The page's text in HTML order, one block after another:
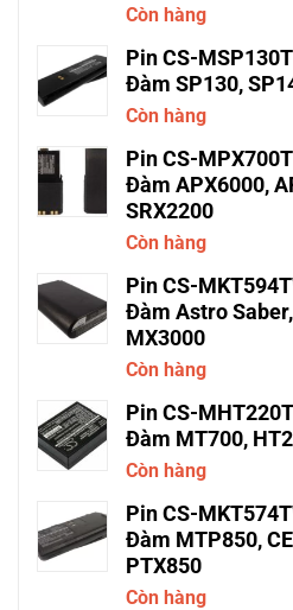
Còn hàng
Pin CS-
Đàm SP130,
Còn hàng
Pin CS-
Đàm APX6000,
SRX2200
Còn hàng
Pin CS-
Đàm Astro
MX3000
Còn hàng
Pin CS-
Đàm MT700,
Còn hàng
Pin CS-
Đàm MTP850,
PTX850
Còn hàng